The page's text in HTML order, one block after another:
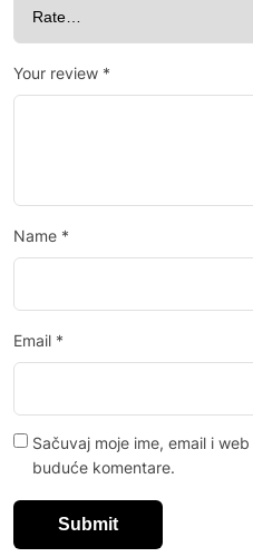
Your review *
Name *
Email *
Sačuvaj moje ime, email i
buduće komentare.